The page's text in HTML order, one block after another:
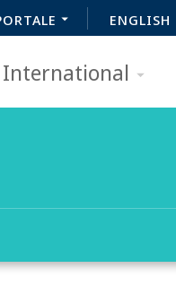
ENGLISH
International